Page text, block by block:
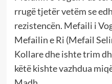
rrugë tjetër vetëm se
rezistencën. Mefaili i
Mefailin e Ri (Mefail
Kollare dhe ishte trim
këtë kishte vazhdua